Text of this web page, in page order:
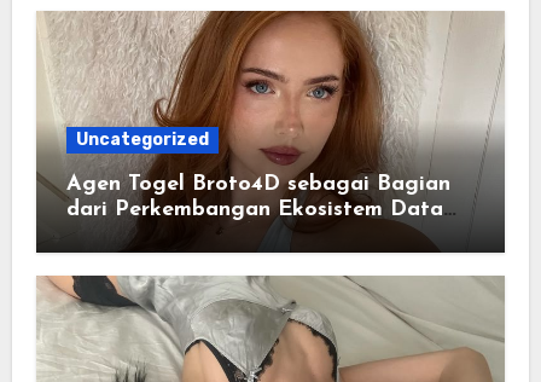
Uncategorized
Agen Togel Broto4D sebagai Bagian
dari Perkembangan Ekosistem Data
Digital Saat Ini